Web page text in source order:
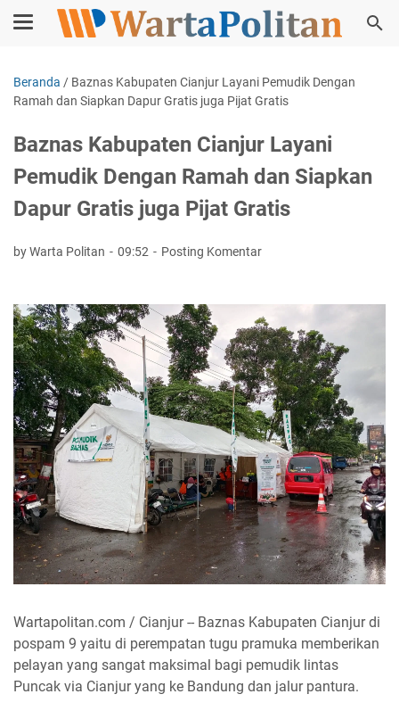
Beranda / Baznas Kabupaten Cianjur Layani Pemudik Dengan
Ramah dan Siapkan Dapur Gratis juga Pijat Gratis
Baznas Kabupaten Cianjur Layani
Pemudik Dengan Ramah dan Siapkan
Dapur Gratis juga Pijat Gratis
by Warta Politan 09:52 Posting Komentar
Wartapolitan.com / Cianjur -- Baznas Kabupaten Cianjur di
pospam 9 yaitu di perempatan tugu pramuka memberikan
pelayan yang sangat maksimal bagi pemudik lintas
Puncak via Cianjur yang ke Bandung dan jalur pantura.